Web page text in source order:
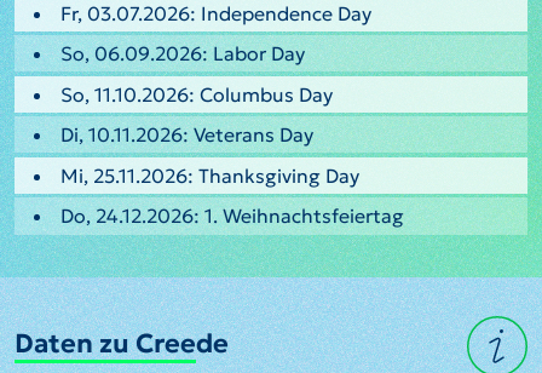
Fr, 03.07.2026: Independence Day
So, 06.09.2026: Labor Day
So, 11.10.2026: Columbus Day
Di, 10.11.2026: Veterans Day
Mi, 25.11.2026: Thanksgiving Day
Do, 24.12.2026: 1. Weihnachtsfeiertag
Daten zu Creede